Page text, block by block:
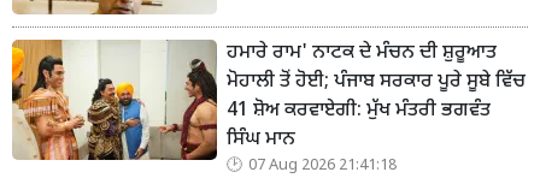
ਹਮਾਰੇ ਰਾਮ' ਨਾਟਕ ਦੇ ਮੰਚਨ ਦੀ ਸ਼ੁਰੂਆਤ
ਮੋਹਾਲੀ ਤੋਂ ਹੋਈ; ਪੰਜਾਬ ਸਰਕਾਰ ਪੂਰੇ ਸੂਬੇ ਵਿੱਚ
41 ਸ਼ੋਅ ਕਰਵਾਏਗੀ: ਮੁੱਖ ਮੰਤਰੀ ਭਗਵੰਤ
ਸਿੰਘ ਮਾਨ
07 Aug 2026 21:41:18